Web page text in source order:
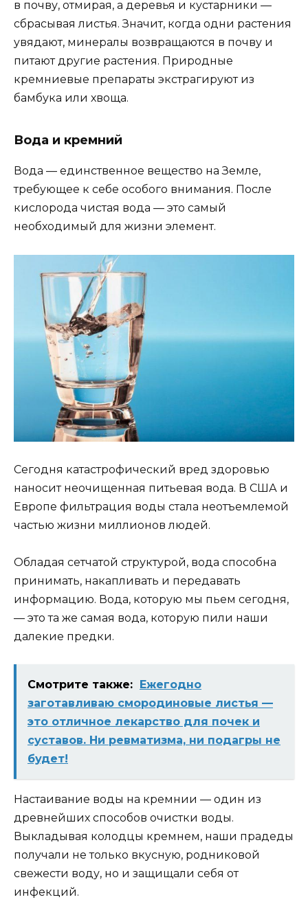
в почву, отмирая, а деревья и кустарники —
сбрасывая листья. Значит, когда одни растения
увядают, минералы возвращаются в почву и
питают другие растения. Природные
кремниевые препараты экстрагируют из
бамбука или хвоща.
Вода и кремний
Вода — единственное вещество на Земле,
требующее к себе особого внимания. После
кислорода чистая вода — это самый
необходимый для жизни элемент.
Сегодня катастрофический вред здоровью
наносит неочищенная питьевая вода. В США и
Европе фильтрация воды стала неотъемлемой
частью жизни миллионов людей.
Обладая сетчатой структурой, вода способна
принимать, накапливать и передавать
информацию. Вода, которую мы пьем сегодня,
— это та же самая вода, которую пили наши
далекие предки.
Смотрите также: Ежегодно
зaготавливаю смородиновые листья —
это отличное лекарство для почек и
суставов. Ни ревматизма, ни подагры не
будет!
Настаивание воды на кремнии — один из
древнейших способов очистки воды.
Выкладывая колодцы кремнем, наши прадеды
получали не только вкусную, родниковой
свежести воду, но и защищали себя от
инфекций.